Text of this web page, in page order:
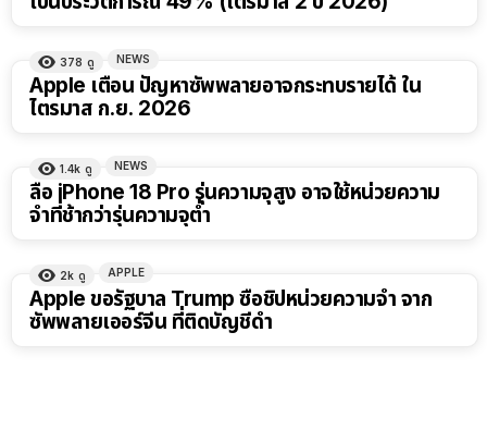
378 ดู NEWS
Apple เตือน ปัญหาซัพพลายอาจกระทบรายได้ ใน
ไตรมาส ก.ย. 2026
1.4k ดู NEWS
ลือ iPhone 18 Pro รุ่นความจุสูง อาจใช้หน่วยความ
จำที่ช้ากว่ารุ่นความจุต่ำ
2k ดู APPLE
Apple ขอรัฐบาล Trump ซื้อชิปหน่วยความจำ จาก
ซัพพลายเออร์จีน ที่ติดบัญชีดำ